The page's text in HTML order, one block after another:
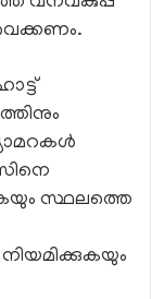
സ്ഥലത്തെ